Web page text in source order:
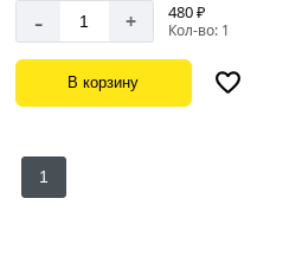
- + 480 ₽
Кол-во: 1
В корзину
1